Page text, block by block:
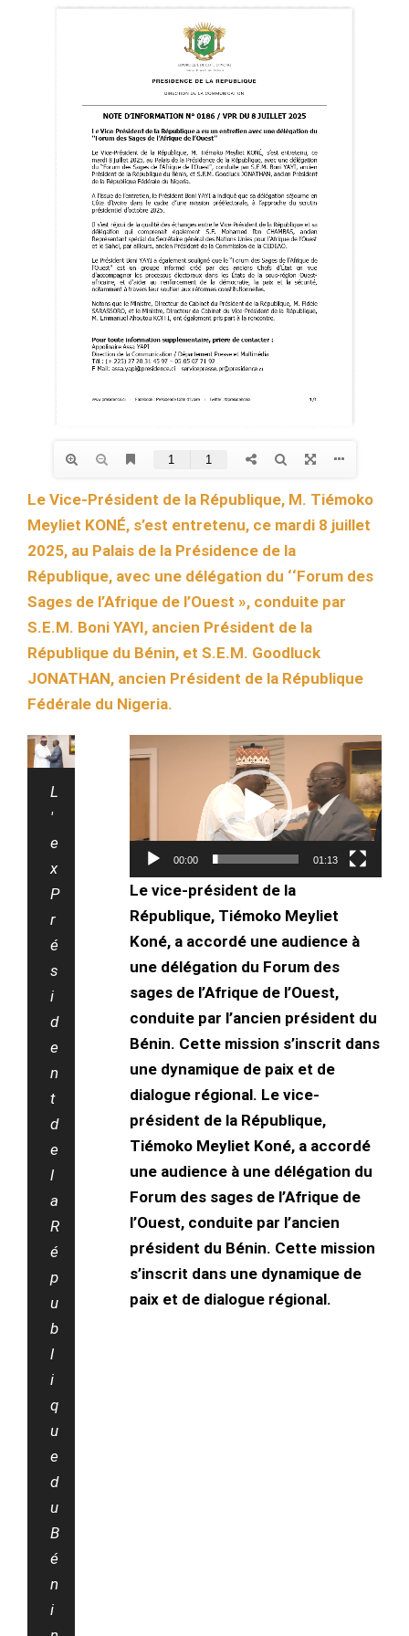
Le Vice-Président de la République, M. Tiémoko
Meyliet KONÉ, s’est entretenu, ce mardi 8 juillet
2025, au Palais de la Présidence de la
République, avec une délégation du ‘‘Forum des
Sages de l’Afrique de l’Ouest », conduite par
S.E.M. Boni YAYI, ancien Président de la
République du Bénin, et S.E.M. Goodluck
JONATHAN, ancien Président de la République
Fédérale du Nigeria.
L
'
e
x
P
r
é
s
i
d
e
n
t
d
e
l
a
R
é
p
u
b
l
i
q
u
e
d
u
B
é
n
i
Lecteur
00:00 01:13
Le vice-président de la
République, Tiémoko Meyliet
Koné, a accordé une audience à
une délégation du Forum des
sages de l’Afrique de l’Ouest,
conduite par l’ancien président du
Bénin. Cette mission s’inscrit dans
une dynamique de paix et de
dialogue régional. Le vice-
président de la République,
Tiémoko Meyliet Koné, a accordé
une audience à une délégation du
Forum des sages de l’Afrique de
l’Ouest, conduite par l’ancien
président du Bénin. Cette mission
s’inscrit dans une dynamique de
paix et de dialogue régional.